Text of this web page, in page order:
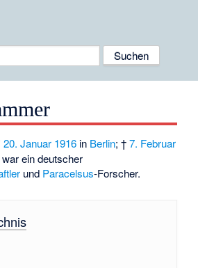
20. Januar 1916 in Berlin; †7. Februar
ein deutscher
und Paracelsus-Forscher.